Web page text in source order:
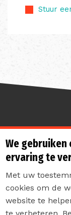
Stuur
Sterk
We gebruiken
ervaring te
Met uw
cookies om de
website te